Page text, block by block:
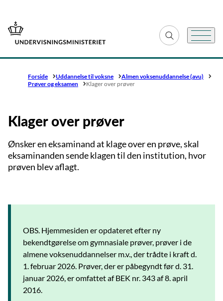
Gå til forsiden Fold søgefelt ud
Menu
Forside Uddannelse til voksne
Almen voksenuddannelse (avu)
Prøver og eksamen
Klager over prøver
Klager over prøver
Ønsker en eksaminand at klage over en prøve, skal
eksaminanden sende klagen til den institution, hvor
OBS. Hjemmesiden er opdateret efter ny
bekendtgørelse om gymnasiale prøver, prøver i de
almene voksenuddannelser m.v., der trådte i kraft d.
1. februar 2026. Prøver, der er påbegyndt før d. 31.
januar 2026, er omfattet af BEK nr. 343 af 8. april
2016.